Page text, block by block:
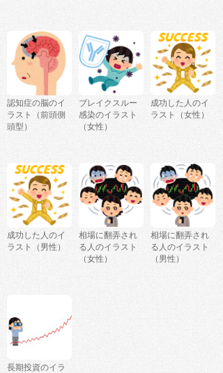
認知症の脳のイ
ラスト（前頭側
頭型）
ブレイクスルー
感染のイラスト
（女性）
成功した人のイ
ラスト（女性）
成功した人のイ
ラスト（男性）
相場に翻弄され
る人のイラスト
（女性）
相場に翻弄され
る人のイラスト
（男性）
長期投資のイラ